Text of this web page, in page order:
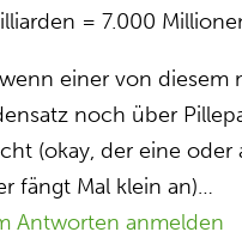
= 7.000
einer von diesem
noch über
(okay, der eine
fängt Mal klein an)…
Antworten anmelden